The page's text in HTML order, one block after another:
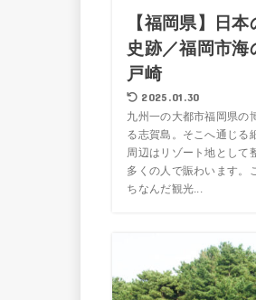
【福岡県】日
史跡／福岡市海
戸崎
2025.01.30
九州一の大都市福岡県の
る志賀島。そこへ通じる
周辺はリゾート地として
多くの人で賑わいます。
ちなんだ観光...